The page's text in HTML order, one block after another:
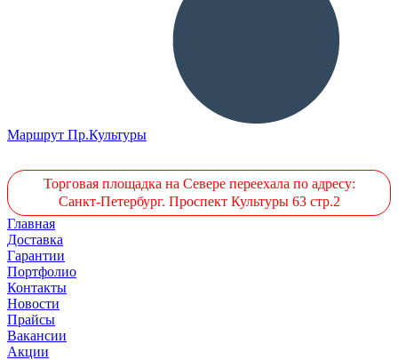
Маршрут Пр.Культуры
Торговая площадка на Севере переехала по адресу:
Санкт-Петербург. Проспект Культуры 63 стр.2
Главная
Доставка
Гарантии
Портфолио
Контакты
Новости
Прайсы
Вакансии
Акции